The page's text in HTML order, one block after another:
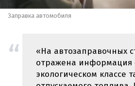
Заправка автомобиля
«На автозаправочных
отражена информация
экологическом классе